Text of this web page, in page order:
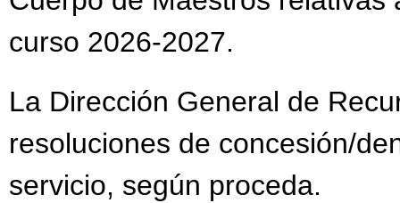
curso 2026-2027.
La Dirección General de
resoluciones de concesión/
servicio, según proceda.